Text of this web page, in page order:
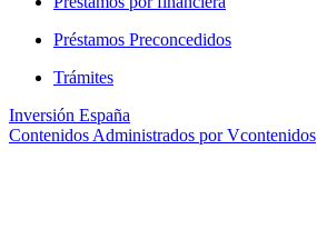
Préstamos Preconcedidos
Trámites
Inversión España
Contenidos Administrados por Vcontenidos